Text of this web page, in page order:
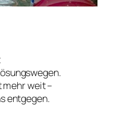
mehr weit –
entgegen.